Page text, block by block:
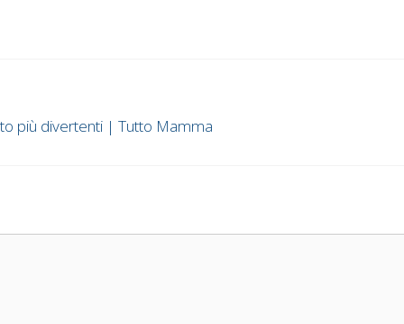
più divertenti | Tutto Mamma